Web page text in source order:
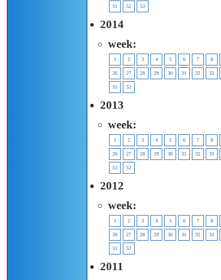
51 52 53
2014
week:
1 2 3 4 5 6 7 8
26 27 28 29 30 31 32 33
51 52
2013
week:
1 2 3 4 5 6 7 8
26 27 28 29 30 31 32 33
51 52
2012
week:
1 2 3 4 5 6 7 8
26 27 28 29 30 31 32 33
51 52
2011